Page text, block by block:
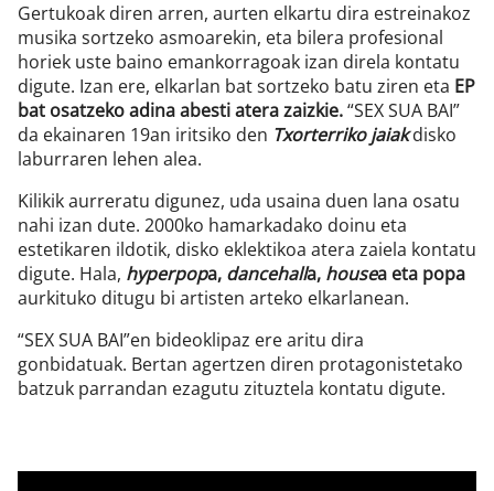
Gertukoak diren arren, aurten elkartu dira estreinakoz
musika sortzeko asmoarekin, eta bilera profesional
horiek uste baino emankorragoak izan direla kontatu
digute. Izan ere, elkarlan bat sortzeko batu ziren eta EP
bat osatzeko adina abesti atera zaizkie.“SEX SUA BAI”
da ekainaren 19an iritsiko den Txorterriko jaiakdisko
laburraren lehen alea.
Kilikik aurreratu digunez, uda usaina duen lana osatu
nahi izan dute. 2000ko hamarkadako doinu eta
estetikaren ildotik, disko eklektikoa atera zaiela kontatu
digute. Hala, hyperpopa, dancehalla, housea eta popa
aurkituko ditugu bi artisten arteko elkarlanean.
“SEX SUA BAI”en bideoklipaz ere aritu dira
gonbidatuak. Bertan agertzen diren protagonistetako
batzuk parrandan ezagutu zituztela kontatu digute.